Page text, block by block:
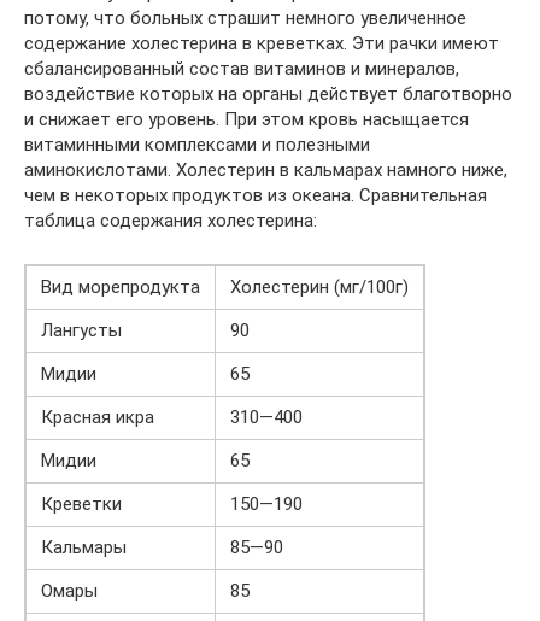
потому, что больных страшит немного увеличенное
содержание холестерина в креветках. Эти рачки имеют
сбалансированный состав витаминов и минералов,
воздействие которых на органы действует благотворно
и снижает его уровень. При этом кровь насыщается
витаминными комплексами и полезными
аминокислотами. Холестерин в кальмарах намного ниже,
чем в некоторых продуктов из океана. Сравнительная
таблица содержания холестерина:
Вид морепродукта
Холестерин (мг/100г)
Лангусты
90
Мидии
65
Красная икра
310—400
Мидии
65
Креветки
150—190
Кальмары
85—90
Омары
85